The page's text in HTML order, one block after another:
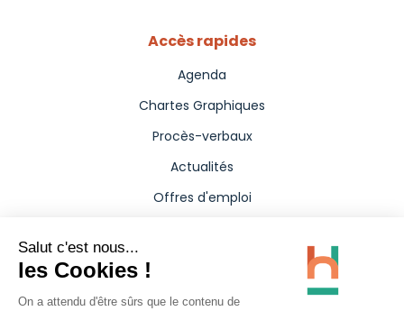
Accès rapides
Agenda
Chartes Graphiques
Procès-verbaux
Actualités
Offres d'emploi